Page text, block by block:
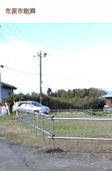
市原市能満